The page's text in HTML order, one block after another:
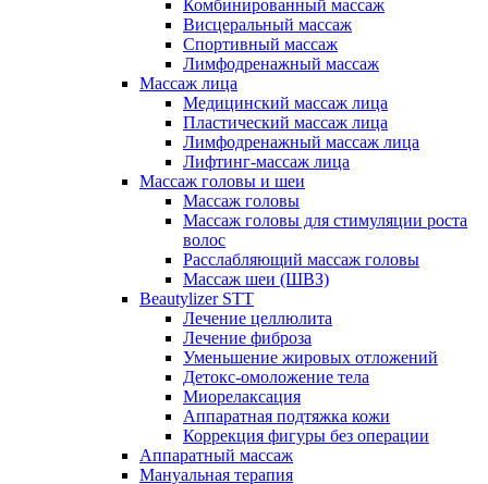
Комбинированный массаж
Висцеральный массаж
Спортивный массаж
Лимфодренажный массаж
Массаж лица
Медицинский массаж лица
Пластический массаж лица
Лимфодренажный массаж лица
Лифтинг-массаж лица
Массаж головы и шеи
Массаж головы
Массаж головы для стимуляции роста
волос
Расслабляющий массаж головы
Массаж шеи (ШВЗ)
Beautylizer STT
Лечение целлюлита
Лечение фиброза
Уменьшение жировых отложений
Детокс-омоложение тела
Миорелаксация
Аппаратная подтяжка кожи
Коррекция фигуры без операции
Аппаратный массаж
Мануальная терапия